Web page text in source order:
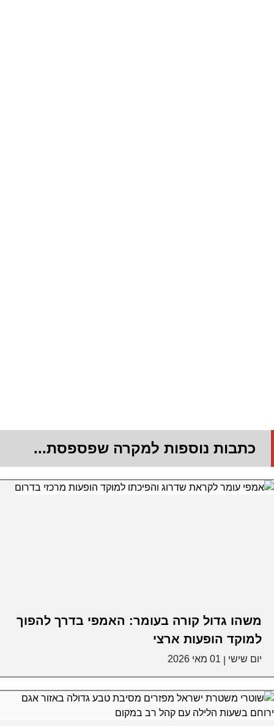
כתבות נוספות למקרה שפספסת...
משהו גדול קורה בעומר: האמפי בדרך להפוך
למוקד הופעות ארצי
יום שישי 01 מאי 2026